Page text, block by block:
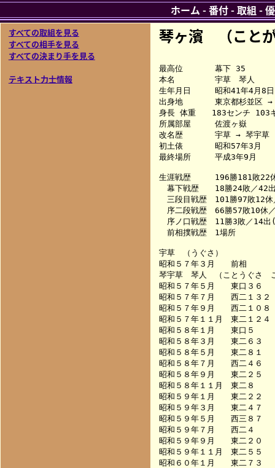
すべての取組を見る
すべての相手を見る
すべての決まり手を見る
テキスト力士情報
琴ヶ濱 （こと
最高位　　　　幕下 35
本名　　　　　宇草　琴人
生年月日　　　昭和41年4月8日
出身地　　　　東京都杉並区
身長 体重　　183センチ 103
所属部屋　　　佐渡ヶ嶽
改名歴　　　　宇草 → 琴宇草
初土俵　　　　昭和57年3月
最終場所　　　平成3年9月
生涯戦歴　　　196勝181敗
幕下戦歴　　18勝24敗／42
三段目戦歴　101勝97敗12
序二段戦歴　66勝57敗10休
序ノ口戦歴　11勝3敗／14
前相撲戦歴　1場所
宇草　（うぐさ）
昭和５７年３月　　前相　
琴宇草　琴人　（ことうぐさ　
昭和５７年５月　　東口
昭和５７年７月　　西二
昭和５７年９月　　西二
昭和５７年１１月　東二
昭和５８年１月　　東口５
昭和５８年３月　　東二
昭和５８年５月　　東二
昭和５８年７月　　西二
昭和５８年９月　　東二
昭和５８年１１月　東二
昭和５９年１月　　東二
昭和５９年３月　　東二４
昭和５９年５月　　西三
昭和５９年７月　　西二
昭和５９年９月　　東二２
昭和５９年１１月　東二
昭和６０年１月　　東二
ホーム -番付-取組 -